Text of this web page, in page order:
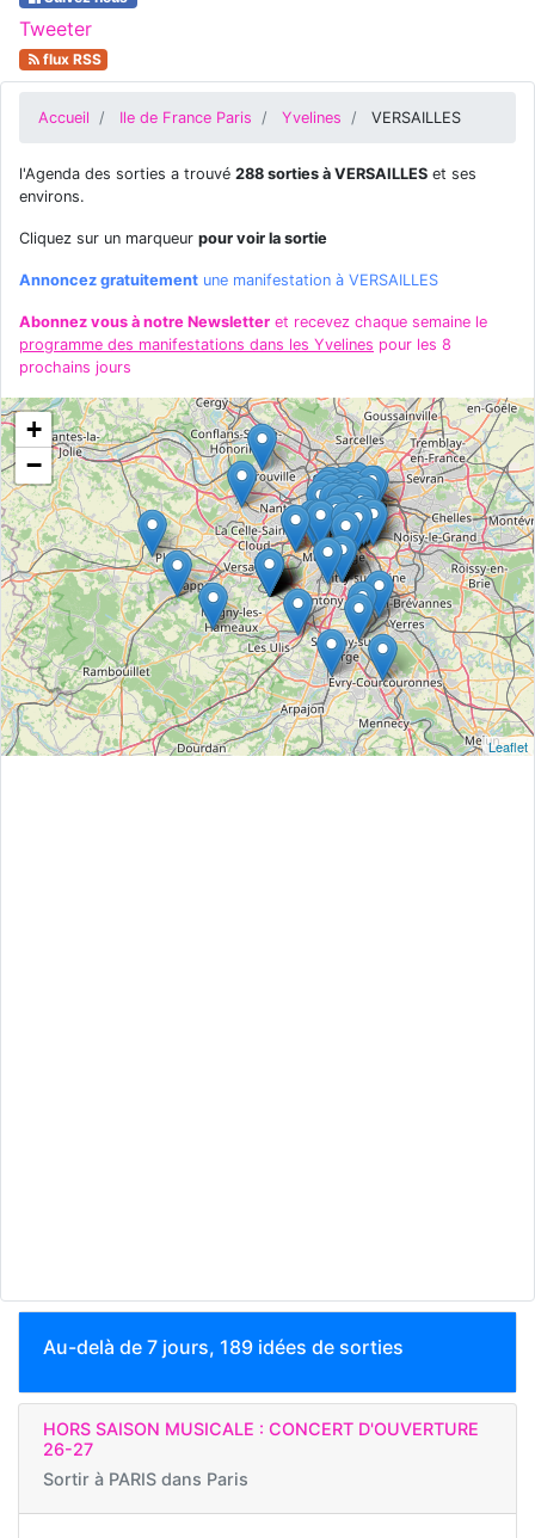
Tweeter
flux RSS
Accueil Ile de France Paris Yvelines VERSAILLES
l'Agenda des sorties a trouvé 288 sorties à VERSAILLES et ses
environs.
Cliquez sur un marqueur pour voir la sortie
Annoncez gratuitement une manifestation à VERSAILLES
Abonnez vous à notre Newsletter et recevez chaque semaine le
programme des manifestations dans les Yvelines pour les 8
prochains jours
+
−
Leaflet
Au-delà de 7 jours, 189 idées de sorties
HORS SAISON MUSICALE : CONCERT D'OUVERTURE
26-27
Sortir à PARIS dans Paris